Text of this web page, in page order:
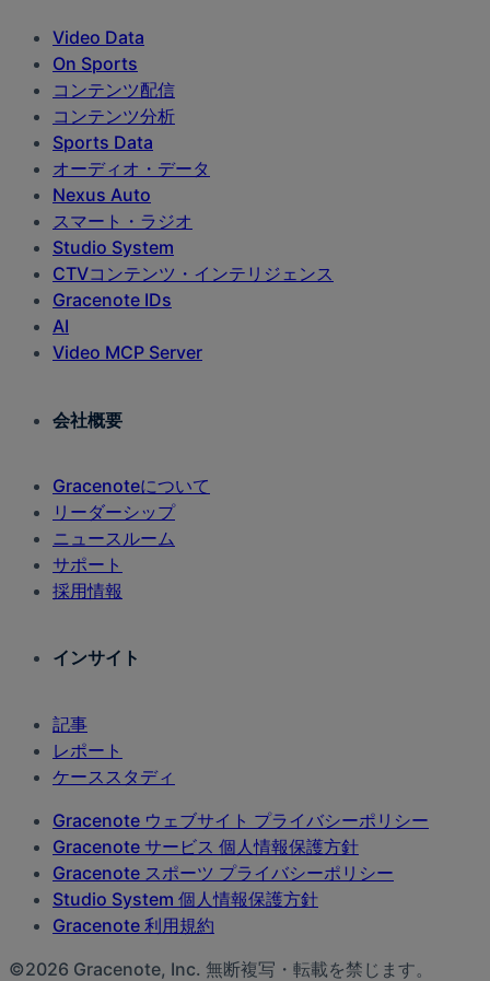
Video Data
On Sports
コンテンツ配信
コンテンツ分析
Sports Data
オーディオ・データ
Nexus Auto
スマート・ラジオ
Studio System
CTVコンテンツ・インテリジェンス
Gracenote IDs
AI
Video MCP Server
会社概要
Gracenoteについて
リーダーシップ
ニュースルーム
サポート
採用情報
インサイト
記事
レポート
ケーススタディ
Gracenote ウェブサイト プライバシーポリシー
Gracenote サービス 個人情報保護方針
Gracenote スポーツ プライバシーポリシー
Studio System 個人情報保護方針
Gracenote 利用規約
©2026 Gracenote, Inc. 無断複写・転載を禁じます。